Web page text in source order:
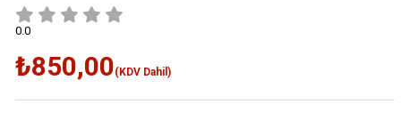
0.0
₺850,00(KDV Dahil)